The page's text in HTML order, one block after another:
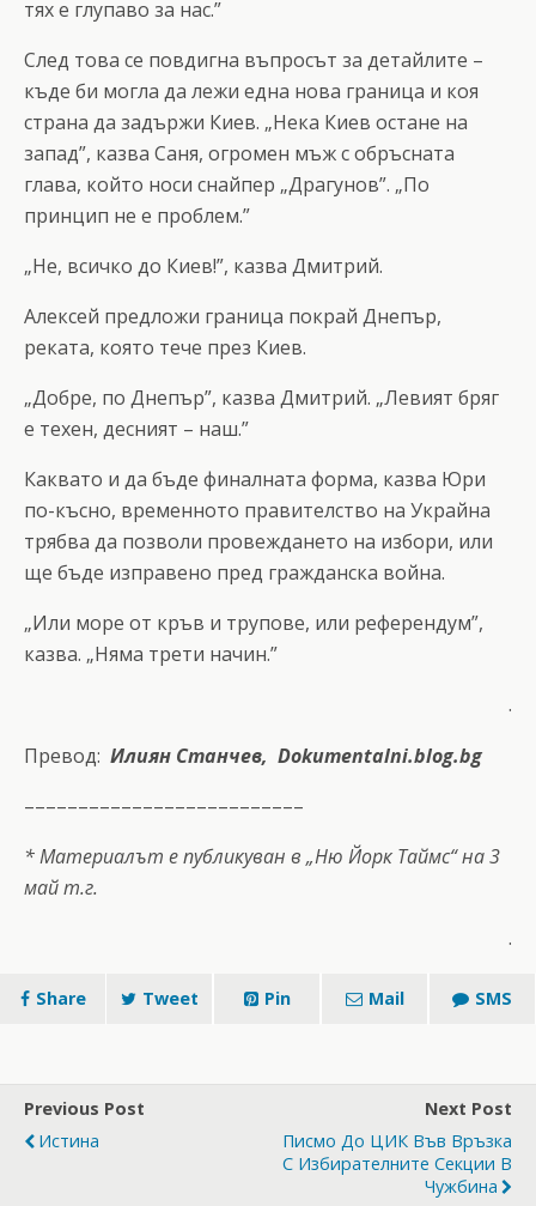
тях е глупаво за нас.”
След това се повдигна въпросът за детайлите –
къде би могла да лежи една нова граница и коя
страна да задържи Киев. „Нека Киев остане на
запад”, казва Саня, огромен мъж с обръсната
глава, който носи снайпер „Драгунов”. „По
принцип не е проблем.”
„Не, всичко до Киев!”, казва Дмитрий.
Алексей предложи граница покрай Днепър,
реката, която тече през Киев.
„Добре, по Днепър”, казва Дмитрий. „Левият бряг
е техен, десният – наш.”
Каквато и да бъде финалната форма, казва Юри
по-късно, временното правителство на Украйна
трябва да позволи провеждането на избори, или
ще бъде изправено пред гражданска война.
„Или море от кръв и трупове, или референдум”,
казва. „Няма трети начин.”
.
Превод: Илиян Станчев, Dokumentalni.blog.bg
––––––––––––––––––––––––––
* Материалът е публикуван в „Ню Йорк Таймс“ на 3
май т.г.
.
Share Tweet Pin Mail SMS
Previous Post
Истина
Next Post
Писмо До ЦИК Във Връзка
С Избирателните Секции В
Чужбина